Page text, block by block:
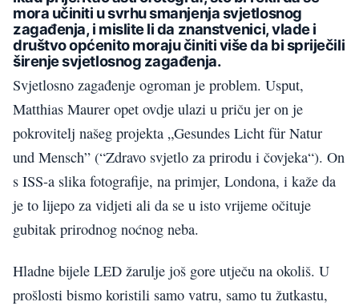
mora učiniti u svrhu smanjenja svjetlosnog
zagađenja, i mislite li da znanstvenici, vlade i
društvo općenito moraju činiti više da bi spriječili
širenje svjetlosnog zagađenja.
Svjetlosno zagađenje ogroman je problem. Usput,
Matthias Maurer opet ovdje ulazi u priču jer on je
pokrovitelj našeg projekta „Gesundes Licht für Natur
und Mensch” (“Zdravo svjetlo za prirodu i čovjeka“). On
s ISS-a slika fotografije, na primjer, Londona, i kaže da
je to lijepo za vidjeti ali da se u isto vrijeme očituje
gubitak prirodnog noćnog neba.
Hladne bijele LED žarulje još gore utječu na okoliš. U
prošlosti bismo koristili samo vatru, samo tu žutkastu,